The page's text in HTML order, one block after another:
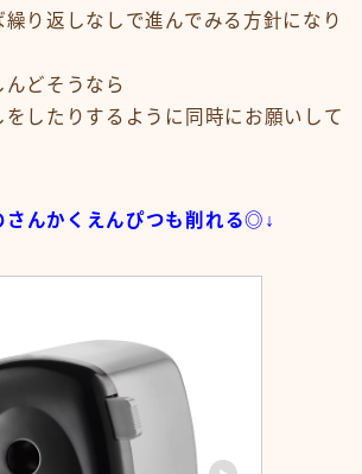
り返しなしで進んでみる方針になり
どそうなら
したりするように同時にお願いして
さんかくえんぴつも削れる◎↓